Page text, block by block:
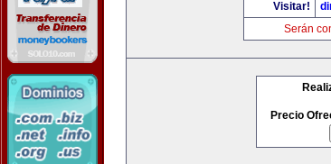
Visitar!
Serán
Precio